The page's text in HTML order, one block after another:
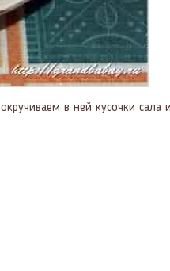
в ней кусочки